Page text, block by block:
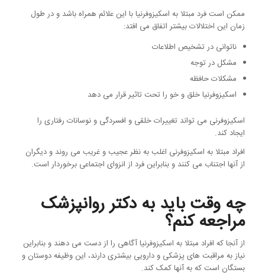
ممکن است فرد مبتلا به اسکیزوفرنیا با این علائم همراه باشد و در طول
زمان این اختلالات بیشتر اتفاق می افتد:
ناتوانی در تشخیص اطلاعات
مشکل در توجه
مشکلات حافظه
اسکیزوفرنیا خلق و خو را تحت تاثیر قرار می دهد
اسکیزوفرنی می تواند تغییرات خلقی و افسردگی و نوسانات رفتاری را
ایجاد کند.
افراد مبتلا به اسکیزوفرنی اغلب به نظر عجیب و غریب می روند و دیگران
از آنها اجتناب می کنند و بنابراین فرد از انزوای اجتماعی برخوردار است.
چه وقت باید به دکتر روانپزشک
مراجعه کنم؟
از آنجا که افراد مبتلا به اسکیزوفرنیا آگاهی را از دست می دهند و بنابراین
نیاز به مراقبت های پزشکی و دارویی بیشتری دارند، این وظیفه دوستان و
بستگان است که به آنها کمک کند.